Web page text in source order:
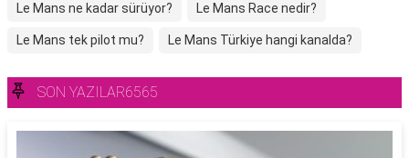
Le Mans ne kadar sürüyor? Le Mans Race nedir?
Le Mans tek pilot mu? Le Mans Türkiye hangi kanalda?
SON YAZILAR6565